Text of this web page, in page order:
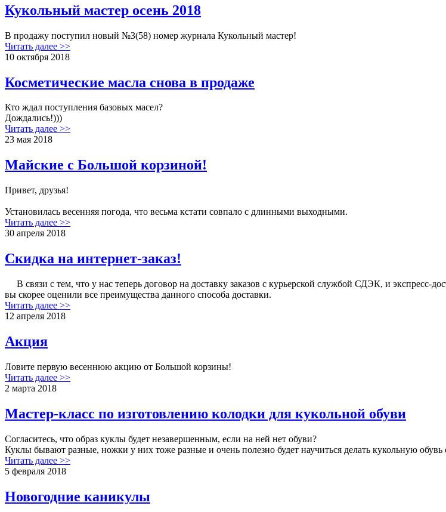
Кукольный мастер осень 2018
В продажу поступил новый №3(58) номер журнала Кукольный мастер!
Читать далее >>
10 октября 2018
Косметические масла снова в продаже
Кто ждал поступления базовых масел?
Дождались!)))
Читать далее >>
23 мая 2018
Майские с Большой корзиной!
Привет, друзья!
Установилась весенняя погода, что весьма кстати совпало с длинными выходными.
Читать далее >>
30 апреля 2018
Скидка на интернет-заказ!
В связи с тем, что у нас теперь договор на доставку заказов с курьерской службой СДЭК, и экспресс-
вы скорее оценили все преимущества данного способа доставки.
Читать далее >>
12 апреля 2018
Акция
Ловите первую весеннюю акцию от Большой корзины!
Читать далее >>
2 марта 2018
Мастер-класс по изготовлению колодки для кукольной обуви
Согласитесь, что образ куклы будет незавершенным, если на ней нет обуви?
Куклы бывают разные, ножки у них тоже разные и очень полезно будет научиться делать кукольную
Читать далее >>
5 февраля 2018
Новогодние каникулы